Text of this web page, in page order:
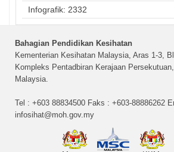
Infografik: 2332
Bahagian Pendidikan Kesihatan
Kementerian Kesihatan Malaysia, Aras 1-3,
Kompleks Pentadbiran Kerajaan
Malaysia.
Tel : +603 88834500 Faks : +603-88886262
infosihat@moh.gov.my